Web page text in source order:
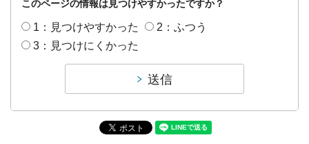
このページの情報は見つけやすかったですか？
1：見つけやすかった
2：ふつう
3：見つけにくかった